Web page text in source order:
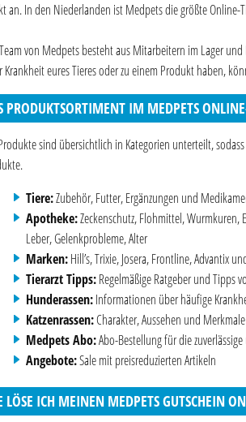
an. In den Niederlanden ist Medpets die größte
von Medpets besteht aus Mitarbeitern im Lager
Krankheit eures Tieres oder zu einem Produkt haben,
PRODUKTSORTIMENT IM MEDPETS
sind übersichtlich in Kategorien unterteilt,
Tiere:Zubehör, Futter, Ergänzungen und
Apotheke:Zeckenschutz, Flohmittel, Wurmkuren,
Leber, Gelenkprobleme, Alter
Marken:Hill’s, Trixie, Josera, Frontline, Advantix
Tierarzt Tipps:Regelmäßige Ratgeber und Tipps
Hunderassen:Informationen über häufige
Katzenrassen:Charakter, Aussehen und
Medpets Abo:Abo-Bestellung für die
Angebote:Sale mit preisreduzierten Artikeln
LÖSE ICH MEINEN MEDPETS GUTSCHEIN